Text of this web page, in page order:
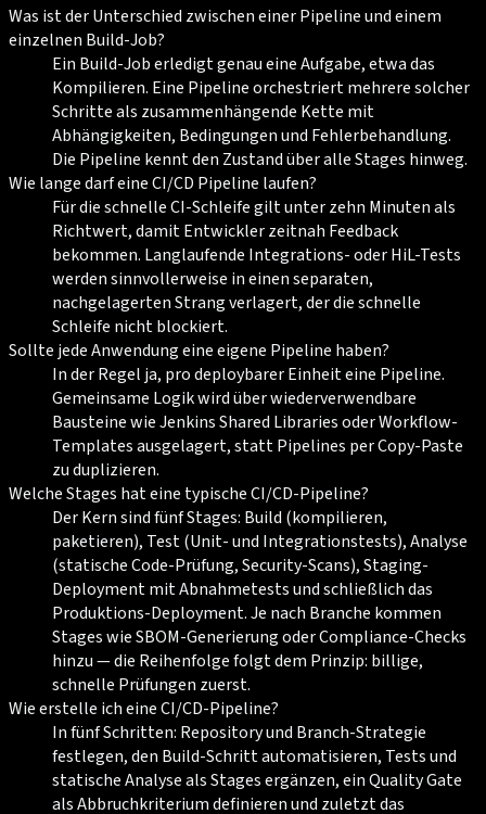
Was ist der Unterschied zwischen einer Pipeline und einem
einzelnen Build-Job?
Ein Build-Job erledigt genau eine Aufgabe, etwa das
Kompilieren. Eine Pipeline orchestriert mehrere solcher
Schritte als zusammenhängende Kette mit
Abhängigkeiten, Bedingungen und Fehlerbehandlung.
Die Pipeline kennt den Zustand über alle Stages hinweg.
Wie lange darf eine CI/CD Pipeline laufen?
Für die schnelle CI-Schleife gilt unter zehn Minuten als
Richtwert, damit Entwickler zeitnah Feedback
bekommen. Langlaufende Integrations- oder HiL-Tests
werden sinnvollerweise in einen separaten,
nachgelagerten Strang verlagert, der die schnelle
Schleife nicht blockiert.
Sollte jede Anwendung eine eigene Pipeline haben?
In der Regel ja, pro deploybarer Einheit eine Pipeline.
Gemeinsame Logik wird über wiederverwendbare
Bausteine wie Jenkins Shared Libraries oder Workflow-
Templates ausgelagert, statt Pipelines per Copy-Paste
zu duplizieren.
Welche Stages hat eine typische CI/CD-Pipeline?
Der Kern sind fünf Stages: Build (kompilieren,
paketieren), Test (Unit- und Integrationstests), Analyse
(statische Code-Prüfung, Security-Scans), Staging-
Deployment mit Abnahmetests und schließlich das
Produktions-Deployment. Je nach Branche kommen
Stages wie SBOM-Generierung oder Compliance-Checks
hinzu — die Reihenfolge folgt dem Prinzip: billige,
schnelle Prüfungen zuerst.
Wie erstelle ich eine CI/CD-Pipeline?
In fünf Schritten: Repository und Branch-Strategie
festlegen, den Build-Schritt automatisieren, Tests und
statische Analyse als Stages ergänzen, ein Quality Gate
als Abbruchkriterium definieren und zuletzt das